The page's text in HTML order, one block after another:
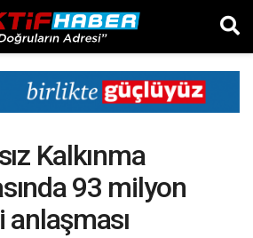
Kalkınma
93 milyon